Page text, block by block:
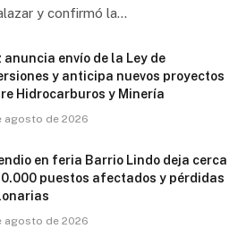
y confirmó la…
anuncia envío de la Ley de
y anticipa nuevos proyectos
Hidrocarburos y Minería
agosto de 2026
en feria Barrio Lindo deja cerca
puestos afectados y pérdidas
agosto de 2026